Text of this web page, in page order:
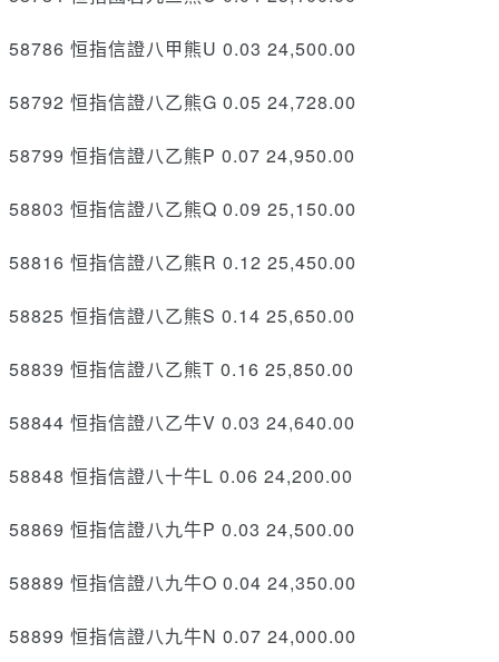
58786 恒指信證八甲熊U 0.03 24,500.00
58792 恒指信證八乙熊G 0.05 24,728.00
58799 恒指信證八乙熊P 0.07 24,950.00
58803 恒指信證八乙熊Q 0.09 25,150.00
58816 恒指信證八乙熊R 0.12 25,450.00
58825 恒指信證八乙熊S 0.14 25,650.00
58839 恒指信證八乙熊T 0.16 25,850.00
58844 恒指信證八乙牛V 0.03 24,640.00
58848 恒指信證八十牛L 0.06 24,200.00
58869 恒指信證八九牛P 0.03 24,500.00
58889 恒指信證八九牛O 0.04 24,350.00
58899 恒指信證八九牛N 0.07 24,000.00